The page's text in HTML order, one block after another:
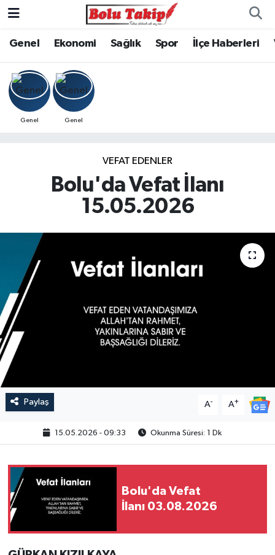
Genel Ekonomi Sağlık Spor İlçe Haberleri
Genel Genel
VEFAT EDENLER
Bolu'da Vefat İlanı
15.05.2026
Paylaş A- A+
15.05.2026 - 09:33 Okunma Süresi: 1 Dk
Bolu'da Vefat
İlanı 03.08.2026